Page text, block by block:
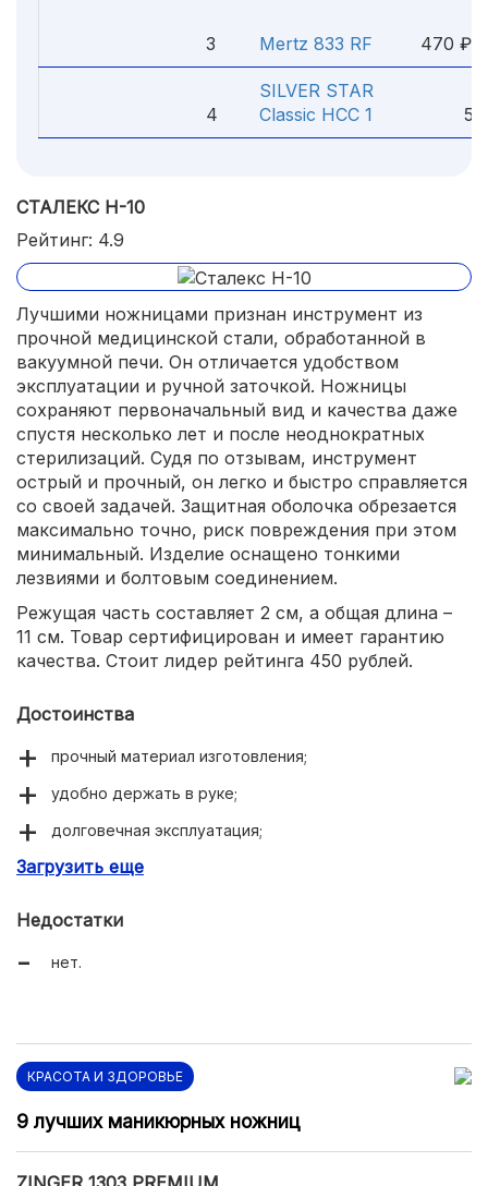
3 Mertz 833 RF 470 ₽
4
SILVER STAR
Classic HCC 1
520
СТАЛЕКС Н-10
Рейтинг: 4.9
Лучшими ножницами признан инструмент из
прочной медицинской стали, обработанной в
вакуумной печи. Он отличается удобством
эксплуатации и ручной заточкой. Ножницы
сохраняют первоначальный вид и качества даже
спустя несколько лет и после неоднократных
стерилизаций. Судя по отзывам, инструмент
острый и прочный, он легко и быстро справляется
со своей задачей. Защитная оболочка обрезается
максимально точно, риск повреждения при этом
минимальный. Изделие оснащено тонкими
лезвиями и болтовым соединением.
Режущая часть составляет 2 см, а общая длина –
11 см. Товар сертифицирован и имеет гарантию
качества. Стоит лидер рейтинга 450 рублей.
Достоинства
прочный материал изготовления;
удобно держать в руке;
долговечная эксплуатация;
точная обрезка кутикулы;
Загрузить еще
Недостатки
нет.
КРАСОТА И ЗДОРОВЬЕ
9 лучших маникюрных ножниц